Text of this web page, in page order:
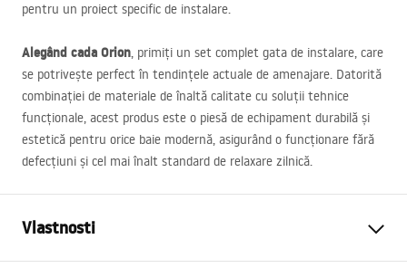
pentru un proiect specific de instalare.
Alegând cada Orion, primiți un set complet gata de instalare, care
se potrivește perfect în tendințele actuale de amenajare. Datorită
combinației de materiale de înaltă calitate cu soluții tehnice
funcționale, acest produs este o piesă de echipament durabilă și
estetică pentru orice baie modernă, asigurând o funcționare fără
defecțiuni și cel mai înalt standard de relaxare zilnică.
Vlastnosti